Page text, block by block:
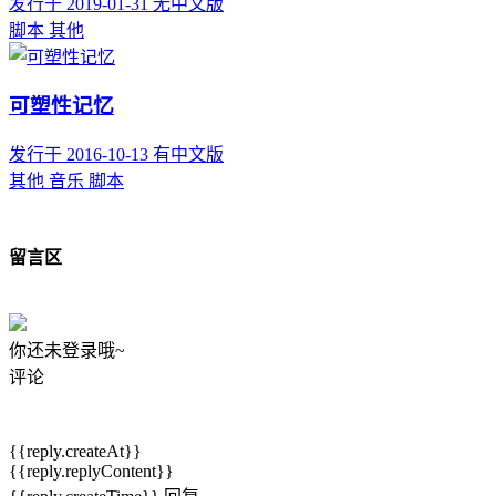
脚本 其他
可塑性记忆
发行于 2016-10-13 有中文版
其他 音乐 脚本
留言区
你还未登录哦~
评论
{{reply.createAt}}
{{reply.replyContent}}